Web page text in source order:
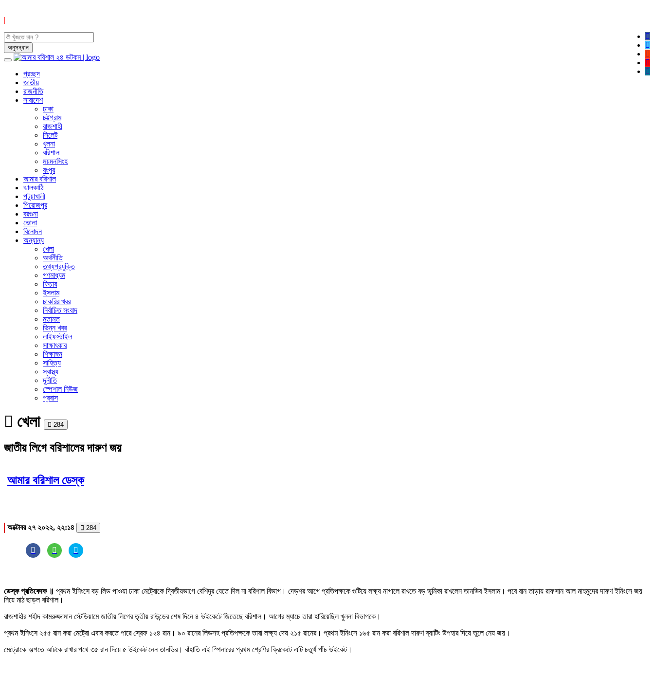
|
প্রচ্ছদ
জাতীয়
রাজনীতি
সারাদেশ
ঢাকা
চট্টগ্রাম
রাজশাহী
সিলেট
খুলনা
বরিশাল
ময়মনসিংহ
রংপুর
আমার বরিশাল
ঝালকাঠি
পটুয়াখালী
পিরোজপুর
বরগুনা
ভোলা
বিনোদন
অন্যান্য
খেলা
অর্থনীতি
তথ্যপ্রযুক্তি
গণমাধ্যম
ফিচার
ইসলাম
চাকরির খবর
নির্বাচিত সংবাদ
মতামত
ভিন্ন খবর
লাইফস্টাইল
সাক্ষাৎকার
শিক্ষাঙ্গন
সাহিত্য
স্বাস্থ্য
দূর্নীতি
স্পেশাল নিউজ
প্রবাস
খেলা 284
জাতীয় লিগে বরিশালের দারুণ জয়
আমার বরিশাল ডেস্ক
অক্টোবর ২৭ ২০২২, ২২:১৪ 284
ডেস্ক প্রতিবেদক ॥ প্রথম ইনিংসে বড় লিড পাওয়া ঢাকা মেট্রোকে দ্বিতীয়ভাগে বেশিদূর যেতে দিল না বরিশাল বিভাগ। দেড়শর আগে প্রতিপক্ষকে গুটিয়ে লক্ষ্য নাগালে রাখতে বড় ভূমিকা রাখলেন তানভির ইসলাম। পরে রান তাড়ায় রাফসান আল মাহমুদের দারুণ ইনিংসে জয়
নিয়ে মাঠ ছাড়ল বরিশাল।
রাজশাহীর শহীদ কামরুজ্জামান স্টেডিয়ামে জাতীয় লিগের তৃতীয় রাউন্ডের শেষ দিনে ৪ উইকেটে জিতেছে বরিশাল। আগের ম্যাচে তারা হারিয়েছিল খুলনা বিভাগকে।
প্রথম ইনিংসে ২৫৫ রান করা মেট্রো এবার করতে পারে স্রেফ ১২৪ রান। ৯০ রানের লিডসহ প্রতিপক্ষকে তারা লক্ষ্য দেয় ২১৫ রানের। প্রথম ইনিংসে ১৬৫ রান করা বরিশাল দারুণ ব্যাটিং উপহার দিয়ে তুলে নেয় জয়।
মেট্রোকে অল্পতে আটকে রাখার পথে ৩৫ রান দিয়ে ৫ উইকেট নেন তানভির। বাঁহাতি এই স্পিনারের প্রথম শ্রেণির ক্রিকেটে এটি চতুর্থ পাঁচ উইকেট।